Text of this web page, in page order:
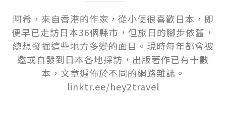
阿希，來自香港的作家，從小便很喜歡日本，即
便早已走訪日本36個縣市，但旅日的腳步依舊，
總想發掘這些地方多變的面目。現時每年都會被
邀或自發到日本各地採訪，出版著作已有十數
本，文章遍佈於不同的網路雜誌。
linktr.ee/hey2travel